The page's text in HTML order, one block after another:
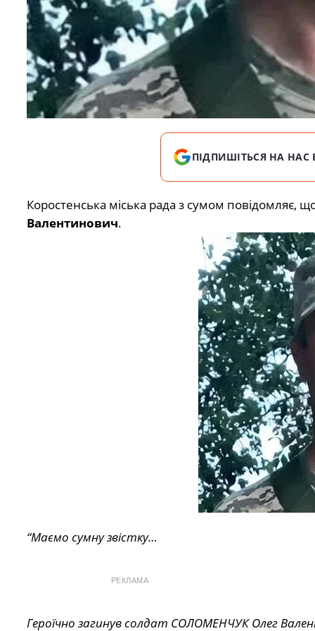
ПІДПИШІТЬСЯ НА НАС В
Коростенська міська рада з сумом повідомляє,
Валентинович.
“Маємо сумну звістку…
РЕКЛАМА
Героїчно загинув солдат СОЛОМЕНЧУК Олег